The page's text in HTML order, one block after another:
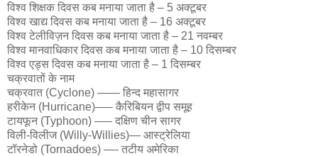
विश्व शिक्षक दिवस कब मनाया जाता है – 5 अक्टूबर
विश्व खाद्य दिवस कब मनाया जाता है – 16 अक्टूबर
विश्व टेलीविज़न दिवस कब मनाया जाता है – 21 नवम्बर
विश्व मानवाधिकार दिवस कब मनाया जाता है – 10 दिसम्बर
विश्व एड्स दिवस कब मनाया जाता है – 1 दिसम्बर
चक्रवातों के नाम
चक्रवात (Cyclone) —— हिन्द महासागर
हरीकेन (Hurricane)—– कैरिबियन द्वीप समूह
टायफून (Typhoon) —– दक्षिण चीन सागर
विली-विलीज (Willy-Willies)— आस्ट्रेलिया
टॉरनेडो (Tornadoes) —- तटीय अमेरिका